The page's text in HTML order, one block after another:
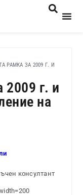
РАМКА ЗА 2009 Г. И
2009 г. и
на
консултант